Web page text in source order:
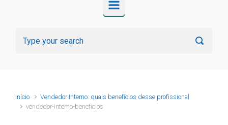
Início
Vendedor Interno: quais benefícios desse profissional
vendedor-interno-beneficios